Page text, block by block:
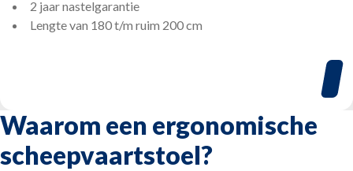
2 jaar nastelgarantie
Lengte van 180 t/m ruim 200 cm
Waarom een ergonomische
scheepvaartstoel?